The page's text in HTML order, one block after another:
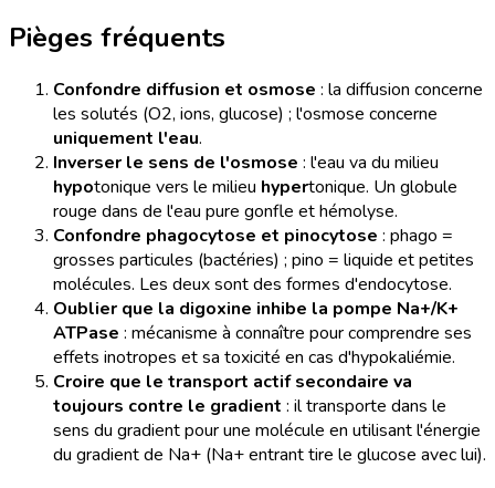
Pièges fréquents
Confondre diffusion et osmose : la diffusion concerne
les solutés (O2, ions, glucose) ; l'osmose concerne
uniquement l'eau.
Inverser le sens de l'osmose : l'eau va du milieu
hypotonique vers le milieu hypertonique. Un globule
rouge dans de l'eau pure gonfle et hémolyse.
Confondre phagocytose et pinocytose : phago =
grosses particules (bactéries) ; pino = liquide et petites
molécules. Les deux sont des formes d'endocytose.
Oublier que la digoxine inhibe la pompe Na+/K+
ATPase : mécanisme à connaître pour comprendre ses
effets inotropes et sa toxicité en cas d'hypokaliémie.
Croire que le transport actif secondaire va
toujours contre le gradient : il transporte dans le
sens du gradient pour une molécule en utilisant l'énergie
du gradient de Na+ (Na+ entrant tire le glucose avec lui).